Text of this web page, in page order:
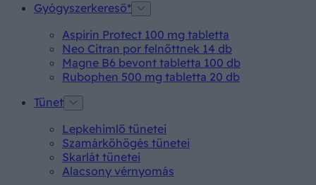
Gyógyszerkereső*
Aspirin Protect 100 mg tabletta
Neo Citran por felnőttnek 14 db
Magne B6 bevont tabletta 100 db
Rubophen 500 mg tabletta 20 db
Tünet
Lepkehimlő tünetei
Szamárköhögés tünetei
Skarlát tünetei
Alacsony vérnyomás